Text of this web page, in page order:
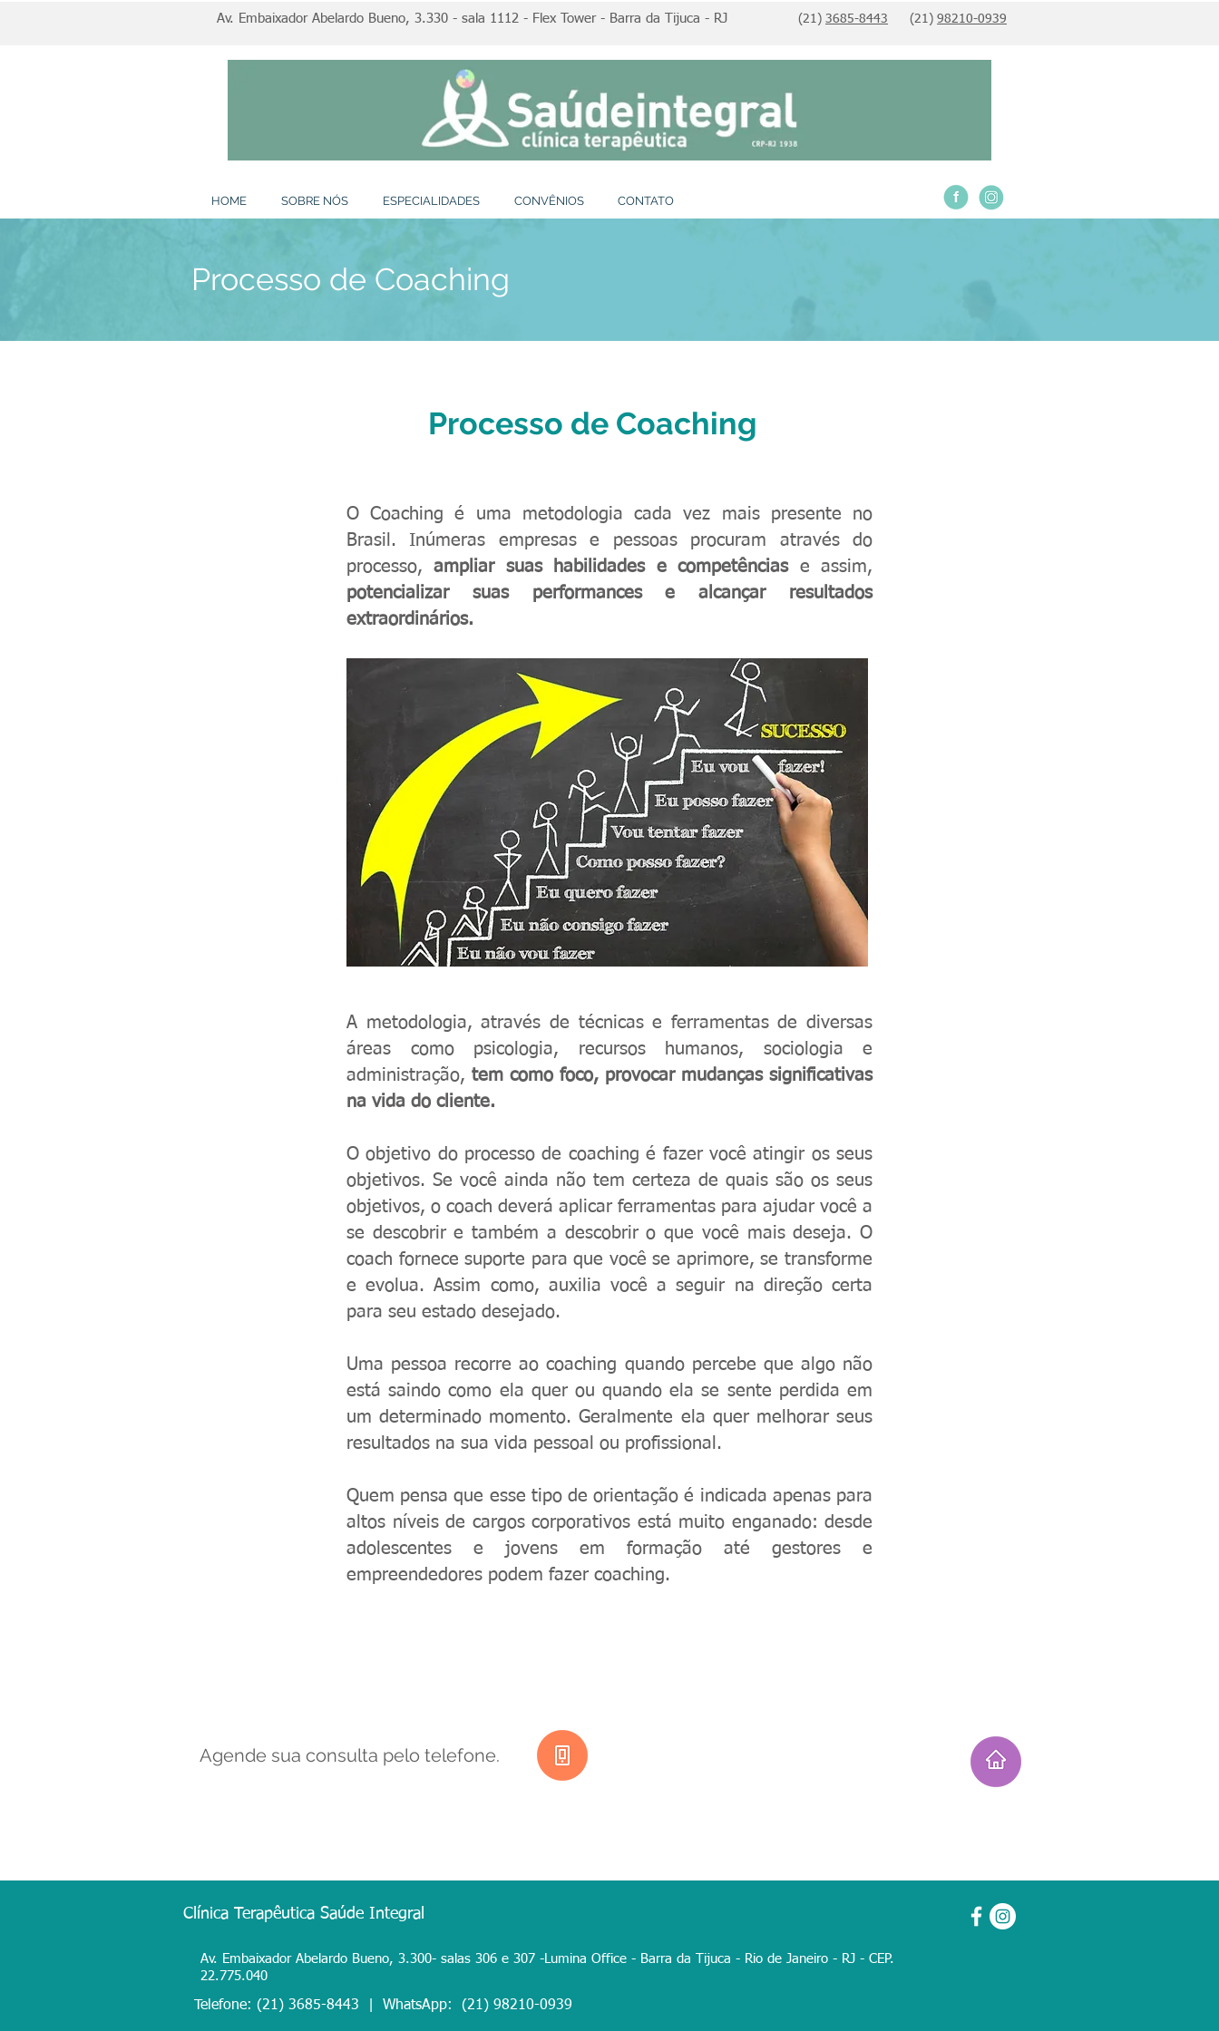
Av. Embaixador Abelardo Bueno, 3.330 - sala 1112 - Flex Tower - Barra da Tijuca - RJ (21) 3685-8443 (21) 98210-0939
HOME SOBRE NÓS ESPECIALIDADES CONVÊNIOS CONTATO
Processo de Coaching
Processo de Coaching
O Coaching é uma metodologia cada vez mais presente no
Brasil. Inúmeras empresas e pessoas procuram através do
processo,ampliar suas habilidades e competênciase assim,
potencializar suas performances e alcançar resultados
extraordinários.
A metodologia, através de técnicas e ferramentas de diversas
áreas como psicologia, recursos humanos, sociologia e
administração, tem como foco, provocar mudanças significativas
na vida do cliente.
O objetivo do processo de coaching é fazer você atingir os seus
objetivos. Se você ainda não tem certeza de quais são os seus
objetivos, o coach deverá aplicar ferramentas para ajudar você a
se descobrir e também a descobrir o que você mais deseja. O
coach fornece suporte para que você se aprimore, se transforme
e evolua. Assim como, auxilia você a seguir na direção certa
para seu estado desejado.
Uma pessoa recorre ao coaching quando percebe que algo não
está saindo como ela quer ou quando ela se sente perdida em
um determinado momento. Geralmente ela quer melhorar seus
resultados na sua vida pessoal ou profissional.
Quem pensa que esse tipo de orientação é indicada apenas para
altos níveis de cargos corporativos está muito enganado: desde
adolescentes e jovens em formação até gestores e
empreendedores podem fazer coaching.
Agende sua consulta pelo telefone.
Clínica Terapêutica Saúde Integral
Av. Embaixador Abelardo Bueno, 3.300- salas 306 e 307 -Lumina Office - Barra da Tijuca - Rio de Janeiro - RJ - CEP.
22.775.040
Telefone: (21) 3685-8443 | WhatsApp: (21) 98210-0939